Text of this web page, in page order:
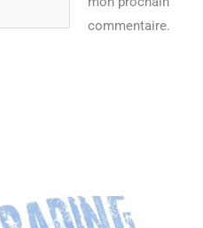
commentaire.